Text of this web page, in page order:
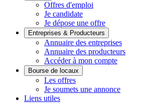
Offres d'emploi
Je candidate
Je dépose une offre
Entreprises & Producteurs
Annuaire des entreprises
Annuaire des producteurs
Accéder à mon compte
Bourse de locaux
Les offres
Je soumets une annonce
Liens utiles